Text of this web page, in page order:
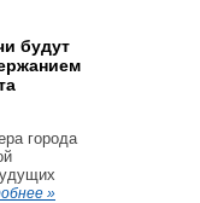
будут
города
»